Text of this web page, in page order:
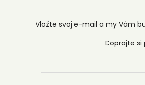
Vložte svoj e-mail a my Vám